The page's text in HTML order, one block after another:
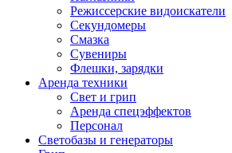
Режиссерские видоискатели
Секундомеры
Смазка
Сувениры
Флешки, зарядки
Аренда техники
Свет и грип
Аренда спецэффектов
Персонал
Светобазы и генераторы